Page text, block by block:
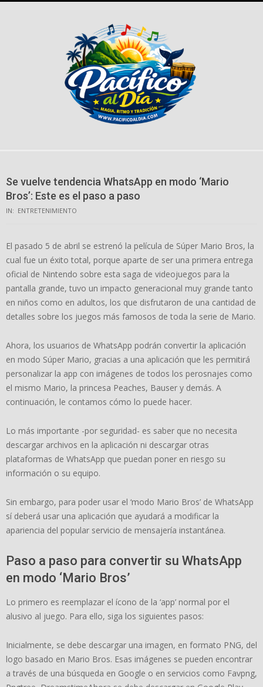
Se vuelve tendencia WhatsApp en modo ‘Mario
Bros’: Este es el paso a paso
IN: ENTRETENIMIENTO
El pasado 5 de abril se estrenó la película de Súper Mario Bros, la
cual fue un éxito total, porque aparte de ser una primera entrega
oficial de Nintendo sobre esta saga de videojuegos para la
pantalla grande, tuvo un impacto generacional muy grande tanto
en niños como en adultos, los que disfrutaron de una cantidad de
detalles sobre los juegos más famosos de toda la serie de Mario.
Ahora, los usuarios de WhatsApp podrán convertir la aplicación
en modo Súper Mario, gracias a una aplicación que les permitirá
personalizar la app con imágenes de todos los perosnajes como
el mismo Mario, la princesa Peaches, Bauser y demás. A
continuación, le contamos cómo lo puede hacer.
Lo más importante -por seguridad- es saber que no necesita
descargar archivos en la aplicación ni descargar otras
plataformas de WhatsApp que puedan poner en riesgo su
información o su equipo.
Sin embargo, para poder usar el ‘modo Mario Bros’ de WhatsApp
sí deberá usar una aplicación que ayudará a modificar la
apariencia del popular servicio de mensajería instantánea.
Paso a paso para convertir su WhatsApp
en modo ‘Mario Bros’
Lo primero es reemplazar el ícono de la ‘app’ normal por el
alusivo al juego. Para ello, siga los siguientes pasos:
Inicialmente, se debe descargar una imagen, en formato PNG, del
logo basado en Mario Bros. Esas imágenes se pueden encontrar
a través de una búsqueda en Google o en servicios como Favpng,